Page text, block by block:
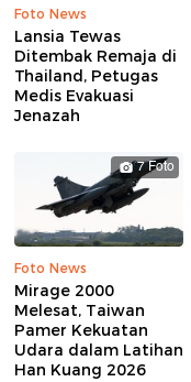
Foto News
Lansia Tewas
Ditembak Remaja di
Thailand, Petugas
Medis Evakuasi
Jenazah
7 Foto
Foto News
Mirage 2000
Melesat, Taiwan
Pamer Kekuatan
Udara dalam Latihan
Han Kuang 2026